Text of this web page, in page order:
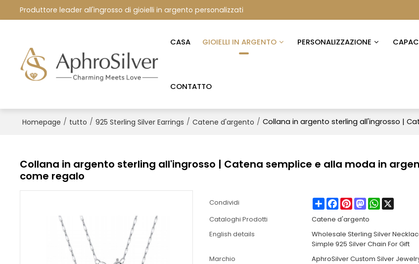
Produttore leader all'ingrosso di gioielli in argento personalizzati
CASA GIOIELLI IN ARGENTO PERSONALIZZAZIONE
CONTATTO
Homepage / tutto / 925 Sterling Silver Earrings / Catene d'argento / Collana in argento sterling all'ingrosso |
Collana in argento sterling all'ingrosso | Catena semplice e alla moda in
come regalo
Condividi ShareFacebook
PinterestMastodonWhatsApp
X
Cataloghi Prodotti
Catene d'argento
English details
Wholesale Sterling Silver
Simple 925 Silver Chain For Gift
Marchio
AphroSilver Custom Silver